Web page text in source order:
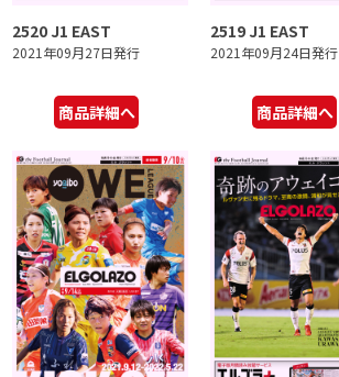
2520 J1 EAST
2021年09月27日発行
商品詳細へ
2519 J1 EAST
2021年09月24日発行
商品詳細へ